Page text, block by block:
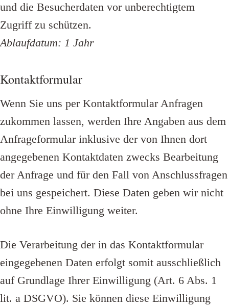
und die Besucherdaten vor unberechtigtem
Zugriff zu schützen.
Ablaufdatum: 1 Jahr
Kontaktformular
Wenn Sie uns per Kontaktformular Anfragen
zukommen lassen, werden Ihre Angaben aus dem
Anfrageformular inklusive der von Ihnen dort
angegebenen Kontaktdaten zwecks Bearbeitung
der Anfrage und für den Fall von Anschlussfragen
bei uns gespeichert. Diese Daten geben wir nicht
ohne Ihre Einwilligung weiter.
Die Verarbeitung der in das Kontaktformular
eingegebenen Daten erfolgt somit ausschließlich
auf Grundlage Ihrer Einwilligung (Art. 6 Abs. 1
lit. a DSGVO). Sie können diese Einwilligung